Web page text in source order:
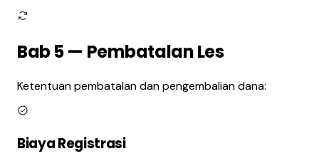
Bab 5 — Pembatalan Les
Ketentuan pembatalan dan pengembalian dana:
Biaya Registrasi